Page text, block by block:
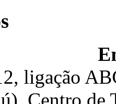
ligação